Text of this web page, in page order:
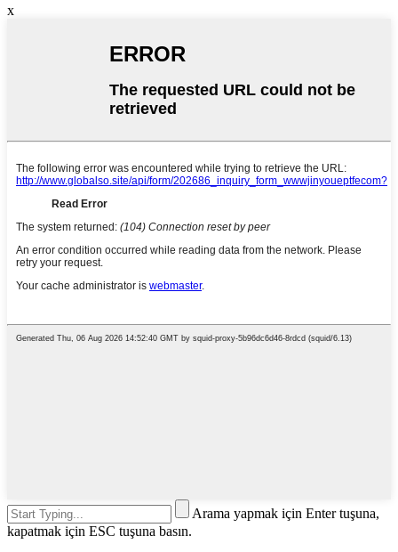
x
Arama yapmak için Enter tuşuna,
kapatmak için ESC tuşuna basın.